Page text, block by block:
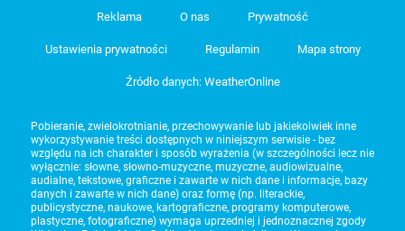
Reklama O nas Prywatność
Ustawienia prywatności Regulamin Mapa strony
Źródło danych: WeatherOnline
Pobieranie, zwielokrotnianie, przechowywanie lub jakiekolwiek inne
wykorzystywanie treści dostępnych w niniejszym serwisie - bez
względu na ich charakter i sposób wyrażenia (w szczególności lecz nie
wyłącznie: słowne, słowno-muzyczne, muzyczne, audiowizualne,
audialne, tekstowe, graficzne i zawarte w nich dane i informacje, bazy
danych i zawarte w nich dane) oraz formę (np. literackie,
publicystyczne, naukowe, kartograficzne, programy komputerowe,
plastyczne, fotograficzne) wymaga uprzedniej i jednoznacznej zgody